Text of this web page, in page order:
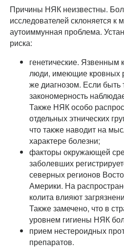
Причины НЯК неизвестны.
исследователей склоняется к
аутоиммунная проблема.
риска:
генетические. Язвенным
люди, имеющие кровных
же диагнозом. Если быть
закономерность
Также НЯК особо
отдельных этнических
что также наводит на
характере болезни;
факторы окружающей
заболевших
северных регионов
Америки. На
колита влияют
Также замечено, что в
уровнем гигиены НЯК
прием нестероидных
препаратов.